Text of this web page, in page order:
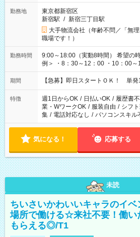
勤務地
東京都新宿区
新宿駅 / 新宿三丁目駅
大手物流会社（年齢不問／「無
職場です！）
勤務時間
9:00～18:00（実動8時間） 希望の時間帯を選べます！ ＜シフト
例＞ ・8：30～12：00 ・10：00
・13：00～22：00 ・22：00～翌6
期間 【急募】即日スタートＯＫ！ 単発
特徴 週1日からOK / 日払いOK / 履歴書
業・WワークOK / 服装自由 / シフ
集 / 電話対応なし / パソコンスキル
気になる！ 応募する
未読
ちいさいかわいいキャラのイ
場所で働ける☆来社不要！働い
もらえる◎/T1